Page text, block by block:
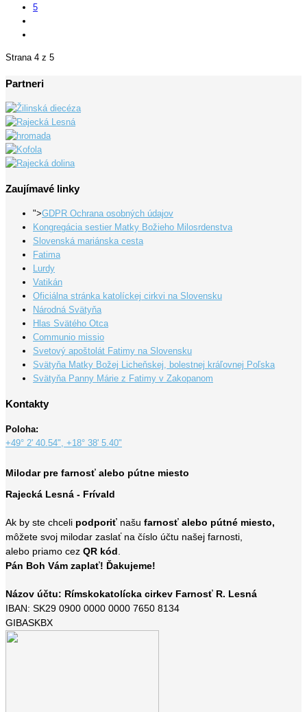
5
Strana 4 z 5
Partneri
Zaujímavé linky
">GDPR Ochrana osobných údajov
Kongregácia sestier Matky Božieho Milosrdenstva
Slovenská mariánska cesta
Fatima
Lurdy
Vatikán
Oficiálna stránka katolíckej cirkvi na Slovensku
Národná Svätyňa
Hlas Svätého Otca
Communio missio
Svetový apoštolát Fatimy na Slovensku
Svätyňa Matky Božej Licheňskej, bolestnej kráľovnej Poľska
Svätyňa Panny Márie z Fatimy v Zakopanom
Kontakty
Poloha:
+49° 2' 40.54", +18° 38' 5.40"
Milodar pre farnosť alebo pútne miesto
Rajecká Lesná - Frívald
Ak by ste chceli podporiť našu farnosť alebo pútné miesto,
môžete svoj milodar zaslať na číslo účtu našej farnosti,
alebo priamo cez QR kód
Pán Boh Vám zaplať! Ďakujeme!
Názov účtu: Rímskokatolícka cirkev Farnosť R. Lesná
IBAN: SK29 0900 0000 0000 7650 8134
GIBASKBX